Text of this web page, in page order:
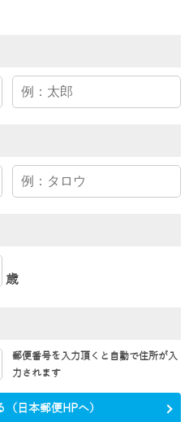
歳
郵便番号を入力頂くと 自動で住所が入
力されます
日本郵便HPへ）